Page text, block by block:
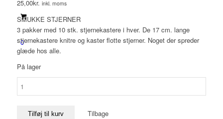
0
25,00kr. inkl. moms
SMUKKE STJERNER
3 pakker med 10 stk. stjernekastere i hver. De 17 cm. lange
stjernekastere knitre og kaster flotte stjerner. Noget der spreder
glæde hos alle.
På lager
antalTilføj til kurv Tilbage